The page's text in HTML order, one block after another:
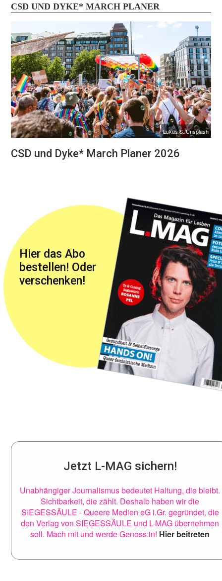
CSD UND DYKE* MARCH PLANER
Lukas S./Unsplash
CSD und Dyke* March Planer 2026
Hier das Abo
bestellen! Oder
verschenken!
Jetzt L-MAG sichern!
Unabhängiger Journalismus bedeutet Haltung, die bleibt.
Sichtbarkeit, die zählt. Deshalb haben wir die
SIEGESSÄULE - Queere Medien eG i.Gr. gegründet, die
den Verlag von SIEGESSÄULE und L-MAG übernehmen
soll. Mach mit und werde Genoss:in! Hier beitreten